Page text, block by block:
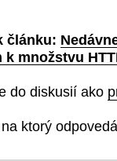
článku:
k množstvu
do diskusií ako
ktorý